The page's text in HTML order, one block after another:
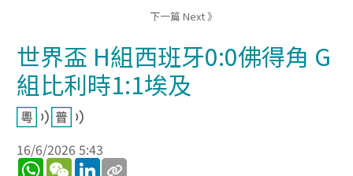
下一篇 Next 》
世界盃 H組西班牙0:0佛得角 G
組比利時1:1埃及
16/6/2026 5:43
WhatsApp
WeChatLinkedIn